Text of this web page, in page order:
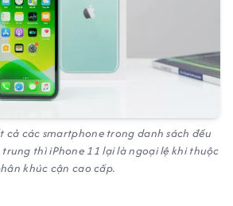
cả các smartphone trong danh sách đều
thì iPhone 11 lại là ngoại lệ khi thuộc
khúc cận cao cấp.